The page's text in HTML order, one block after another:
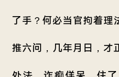
了手？何必当官拘着理
推六问，几年月日，才